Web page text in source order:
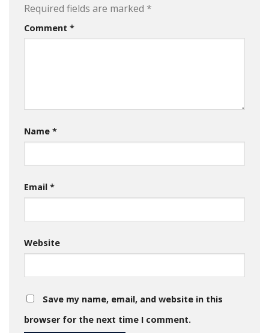
Required fields are marked *
Comment *
Name *
Email *
Website
Save my name, email, and website in this
browser for the next time I comment.